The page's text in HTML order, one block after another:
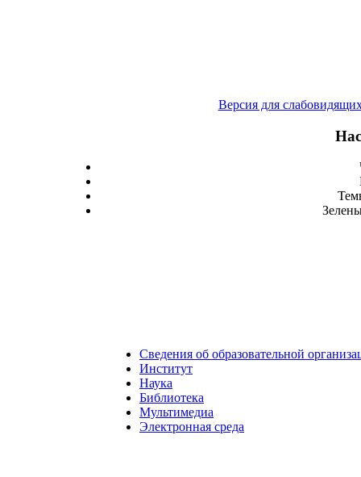
Версия для
Сведения об образовательной
Институт
Наука
Библиотека
Мультимедиа
Электронная среда